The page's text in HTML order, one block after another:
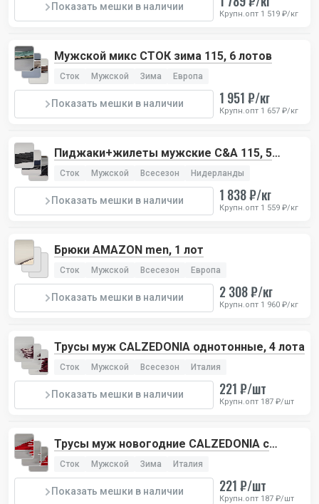
Показать мешки в наличии
Крупн.опт 1 519 ₽/кг
Мужской микс СТОК зима 115, 6 лотов
Сток Мужской Зима Европа
Показать мешки в наличии 1 951 ₽/кг
Крупн.опт 1 657 ₽/кг
Пиджаки+жилеты мужские C&A 115, 5
лотов
Сток Мужской Всесезон Нидерланды
Показать мешки в наличии 1 838 ₽/кг
Крупн.опт 1 559 ₽/кг
Брюки AMAZON men, 1 лот
Сток Мужской Всесезон Европа
Показать мешки в наличии 2 308 ₽/кг
Крупн.опт 1 960 ₽/кг
Трусы муж CALZEDONIA однотонные, 4 лота
Сток Мужской Всесезон Италия
Показать мешки в наличии 221 ₽/шт
Крупн.опт 187 ₽/шт
Трусы муж новогодние CALZEDONIA с
ремешком, 4 лота
Сток Мужской Зима Италия
Показать мешки в наличии 221 ₽/шт
Крупн.опт 187 ₽/шт